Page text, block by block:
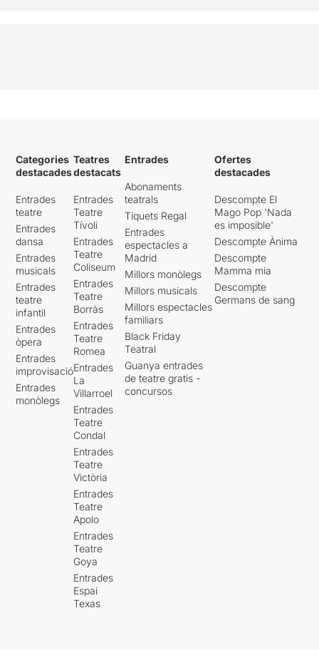
Categories
destacades
Entrades
teatre
Entrades
dansa
Entrades
musicals
Entrades
teatre
infantil
Entrades
òpera
Entrades
improvisació
Entrades
monòlegs
Teatres
destacats
Entrades
Teatre
Tívoli
Entrades
Teatre
Coliseum
Entrades
Teatre
Borràs
Entrades
Teatre
Romea
Entrades
La
Villarroel
Entrades
Teatre
Condal
Entrades
Teatre
Victòria
Entrades
Teatre
Apolo
Entrades
Teatre
Goya
Entrades
Espai
Texas
Entrades
Abonaments
teatrals
Tiquets Regal
Entrades
espectacles a
Madrid
Millors monòlegs
Millors musicals
Millors espectacles
familiars
Black Friday
Teatral
Guanya entrades
de teatre gratis -
concursos
Ofertes
destacades
Descompte El
Mago Pop 'Nada
es imposible'
Descompte Ànima
Descompte
Mamma mia
Descompte
Germans de sang